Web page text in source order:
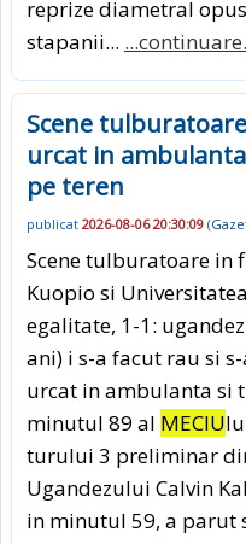
reprize diametral
stapanii... ...continuare.
Scene
urcat in
pe teren
publicat 2026-08-06 20:30:09 (
Scene tulburatoare in
Kuopio si
egalitate, 1-1:
ani) i s-a facut rau si
urcat in ambulanta si
minutul 89 al MECIU
turului 3 preliminar
Ugandezului Calvin
in minutul 59, a parut